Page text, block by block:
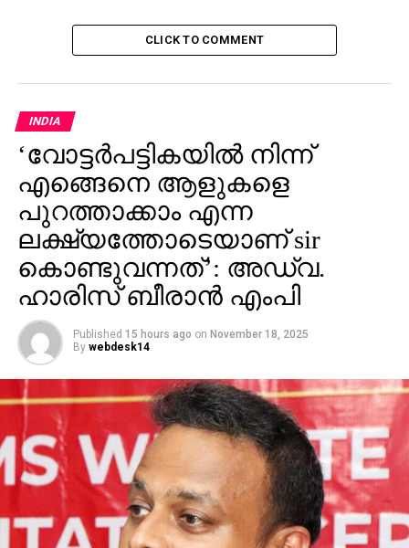
CLICK TO COMMENT
INDIA
‘വോട്ടര്‍പട്ടികയില്‍ നിന്ന്
എങ്ങെനെ ആളുകളെ
പുറത്താക്കാം എന്ന
ലക്ഷ്യത്തോടെയാണ് sir
കൊണ്ടുവന്നത്’: അഡ്വ.
ഹാരിസ് ബീരാൻ എംപി
Published 15 hours ago on November 18, 2025
By webdesk14